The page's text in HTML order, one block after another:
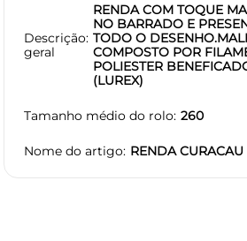
Descrição
geral
RENDA COM TOQUE
NO BARRADO E
TODO O
COMPOSTO POR
POLIESTER
(LUREX)
Tamanho médio do rolo 260
Nome do artigo RENDA CURACAU